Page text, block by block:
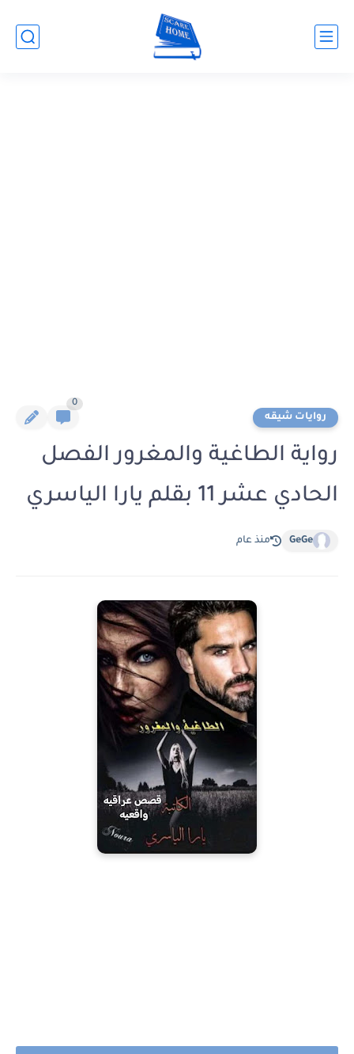
روايات شيقه
0
رواية الطاغية والمغرور الفصل
الحادي عشر 11 بقلم يارا الياسري
GeGe منذ عام